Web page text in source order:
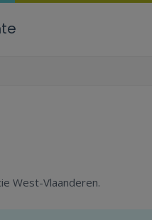
West-Vlaanderen.